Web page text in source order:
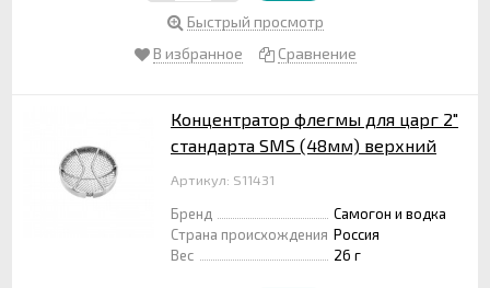
Быстрый просмотр
В избранное
Сравнение
Концентратор флегмы для царг 2"
стандарта SMS (48мм) верхний
Артикул: S11431
Бренд
Самогон и водка
Страна происхождения Россия
Вес
26 г